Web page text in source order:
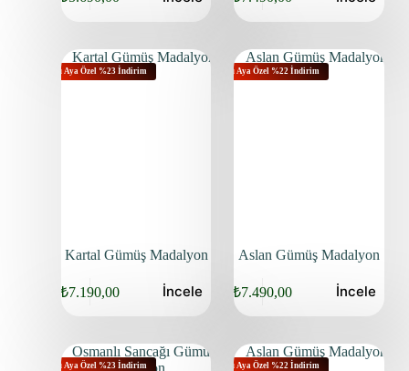
Bu Aya Özel %23 İndirim
Kartal Gümüş Madalyon
₺7.190,00 İncele
Bu Aya Özel %22 İndirim
Aslan Gümüş Madalyon
₺7.490,00 İncele
Bu Aya Özel %23 İndirim Bu Aya Özel %22 İndirim